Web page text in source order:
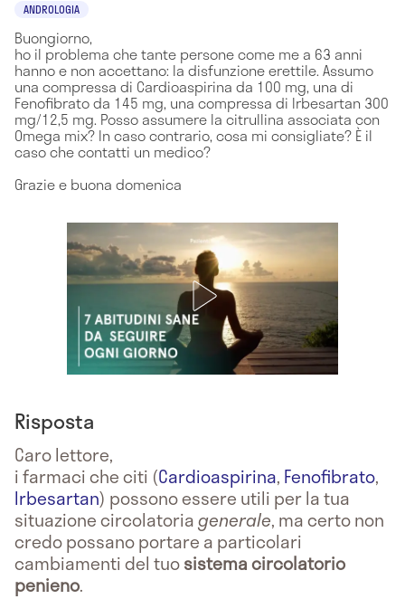
ANDROLOGIA
Buongiorno,
ho il problema che tante persone come me a 63 anni
hanno e non accettano: la disfunzione erettile. Assumo
una compressa di Cardioaspirina da 100 mg, una di
Fenofibrato da 145 mg, una compressa di Irbesartan 300
mg/12,5 mg. Posso assumere la citrullina associata con
Omega mix? In caso contrario, cosa mi consigliate? È il
caso che contatti un medico?
Grazie e buona domenica
Risposta
Caro lettore,
i farmaci che citi (Cardioaspirina, Fenofibrato,
Irbesartan) possono essere utili per la tua
situazione circolatoriagenerale, ma certo non
credo possano portare a particolari
cambiamenti del tuosistema circolatorio
penieno.